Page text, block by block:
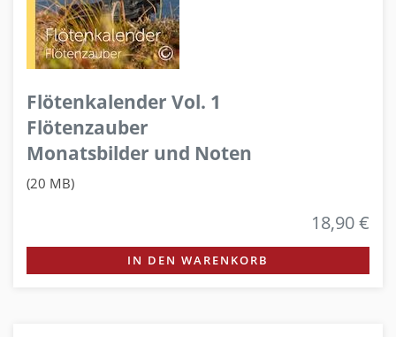
Flötenkalender Vol. 1
Flötenzauber
Monatsbilder und Noten
(20 MB)
18,90 €
IN DEN WARENKORB